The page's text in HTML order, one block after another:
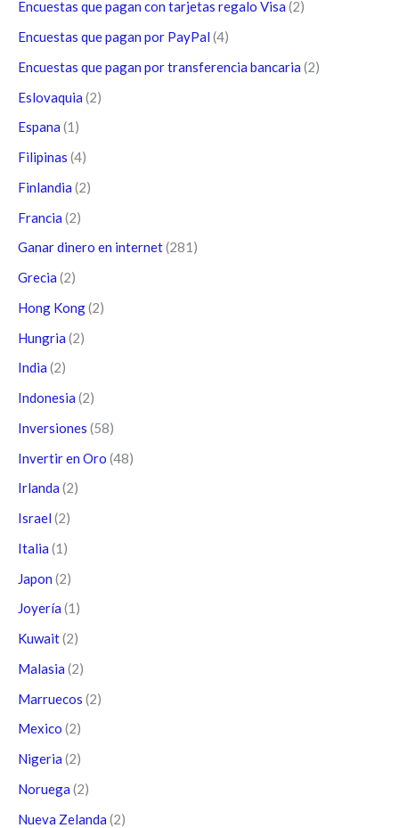
Encuestas que pagan con tarjetas regalo Visa (2)
Encuestas que pagan por PayPal (4)
Encuestas que pagan por transferencia bancaria (2)
Eslovaquia (2)
Espana (1)
Filipinas (4)
Finlandia (2)
Francia (2)
Ganar dinero en internet(281)
Grecia (2)
Hong Kong(2)
Hungria (2)
India (2)
Indonesia (2)
Inversiones (58)
Invertir en Oro (48)
Irlanda (2)
Israel (2)
Italia (1)
Japon (2)
Joyería (1)
Kuwait(2)
Malasia (2)
Marruecos (2)
Mexico (2)
Nigeria (2)
Noruega (2)
Nueva Zelanda (2)